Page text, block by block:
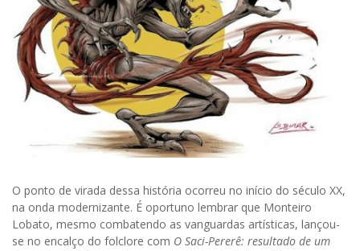
O ponto de virada dessa história ocorreu no início do século XX,
na onda modernizante. É oportuno lembrar que Monteiro
Lobato, mesmo combatendo as vanguardas artísticas, lançou-
se no encalço do folclore com O Saci-Pererê: resultado de um